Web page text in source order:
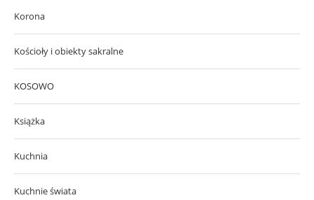
Korona
Kościoły i obiekty sakralne
KOSOWO
Książka
Kuchnia
Kuchnie świata